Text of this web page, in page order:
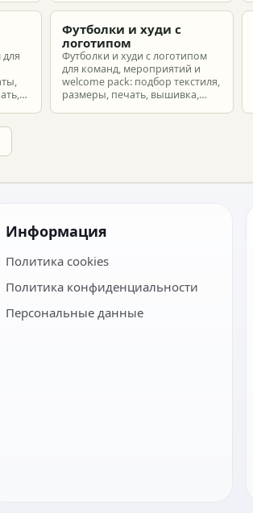
разные бюджеты.
Футболки и худи с
логотипом
Футболки и худи с логотипом
для команд, мероприятий и
welcome pack: подбор текстиля,
размеры, печать, вышивка,
Информация
Политика cookies
Политика конфиденциальности
Персональные данные